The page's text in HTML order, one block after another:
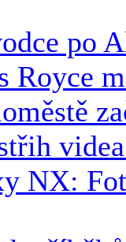
po
Royce
NX: